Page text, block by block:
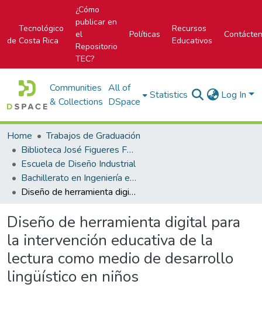
Tecnológico
de Costa Rica
¿Cómo
publicar en
el
Repositorio
TEC?
Políticas
Recursos
Educativos
Communities
& Collections
All of
DSpace
Statistics Log In
Home
Trabajos de Graduación
Biblioteca José Figueres Ferrer
Escuela de Diseño Industrial
Bachillerato en Ingeniería en Diseño Industrial
Diseño de herramienta digital para la intervención educativa de la lectura como medio de desarrollo lingüístico en niños
Diseño de herramienta digital para
la intervención educativa de la
lectura como medio de desarrollo
lingüístico en niños